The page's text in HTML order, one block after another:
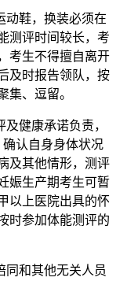
动鞋，换装必须在
测评时间较长，考
考生不得擅自离开
及时报告领队，按
集、逗留。
健康承诺负责，
认自身身体状况
及其他情形，测评
娠生产期考生可暂
以上医院出具的怀
时参加体能测评的
同和其他无关人员